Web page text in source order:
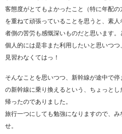
客態度がとてもよかったこと（特に年配
を重ねて頑張っていることを思うと、素
者側の苦労も感慨深いものだと思います。
個人的には是非また利用したいと思いつつ
見習わなくてはっ！
そんなことを思いつつ、新幹線が途中で
の新幹線に乗り換えるという、ちょっと
帰ったのでありました。
旅行一つにしても勉強になりますので、
せ。